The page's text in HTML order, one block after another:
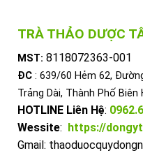
TRÀ THẢO DƯỢC
MST: 8118072363-001
ĐC : 639/60 Hẻm 62,
Trảng Dài, Thành Phố
HOTLINE Liên Hệ:
Wessite:
https://
Gmail: